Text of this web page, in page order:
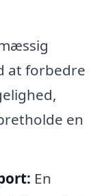
at forbedre
en
En